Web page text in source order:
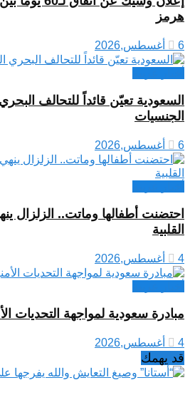
هرمز
6 أغسطس,2026
السعودية تعيّن قائداً للتحالف
الجنسيات
6 أغسطس,2026
احتضنت أطفالها وماتت.. الزلزال
القلبية
4 أغسطس,2026
مبادرة سعودية لمواجهة التحديات
4 أغسطس,2026
قد يهمك